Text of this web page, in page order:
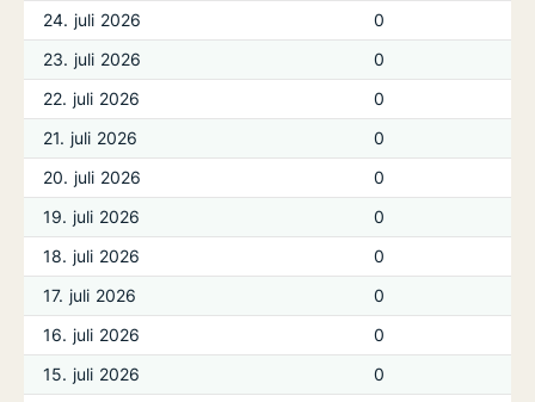
24. juli 2026
0
23. juli 2026
0
22. juli 2026
0
21. juli 2026
0
20. juli 2026
0
19. juli 2026
0
18. juli 2026
0
17. juli 2026
0
16. juli 2026
0
15. juli 2026
0